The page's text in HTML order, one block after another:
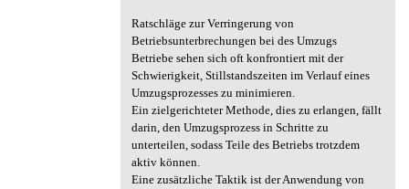
Ratschläge zur Verringerung von
Betriebsunterbrechungen bei des Umzugs
Betriebe sehen sich oft konfrontiert mit der
Schwierigkeit, Stillstandszeiten im Verlauf eines
Umzugsprozesses zu minimieren.
Ein zielgerichteter Methode, dies zu erlangen, fällt
darin, den Umzugsprozess in Schritte zu
unterteilen, sodass Teile des Betriebs trotzdem
aktiv können.
Eine zusätzliche Taktik ist der Anwendung von